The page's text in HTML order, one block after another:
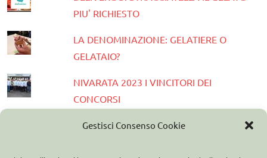
Gestisci Consenso Cookie
PIU' RICHIESTO
LA DENOMINAZIONE: GELATIERE O
GELATAIO?
NIVARATA 2023 I VINCITORI DEI
CONCORSI
PRESENTATA LA GUIDA GELATERIE